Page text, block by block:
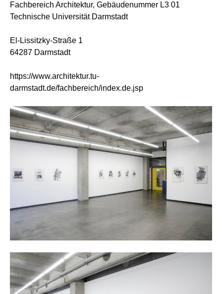
Fachbereich Architektur, Gebäudenummer L3 01
Technische Universität Darmstadt
El-Lissitzky-Straße 1
64287 Darmstadt
https://www.architektur.tu-
darmstadt.de/fachbereich/index.de.jsp